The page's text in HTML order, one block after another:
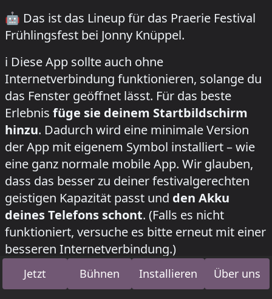
🤖 Das ist das Lineup für das Praerie Festival
Frühlingsfest bei Jonny Knüppel.
how to install this app on your phone
ℹ️ Diese App sollte auch ohne
Internetverbindung funktionieren, solange du
das Fenster geöffnet lässt. Für das beste
Erlebnis füge sie deinem Startbildschirm
hinzu. Dadurch wird eine minimale Version
der App mit eigenem Symbol installiert – wie
eine ganz normale mobile App. Wir glauben,
dass das besser zu deiner festivalgerechten
geistigen Kapazität passt und den Akku
deines Telefons schont. (Falls es nicht
funktioniert, versuche es bitte erneut mit einer
besseren Internetverbindung.)
Auf iOS tippe auf den Drei-Punkte-Button, dann
auf den Teilen-Button, scrolle nach unten und
Jetzt Bühnen Installieren Über uns